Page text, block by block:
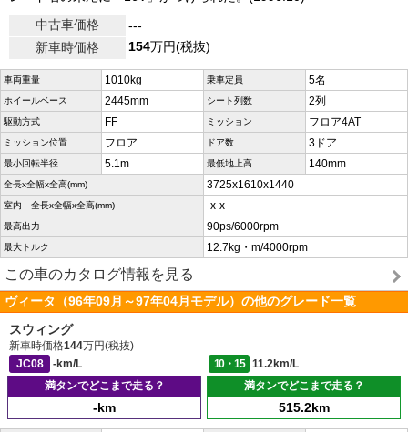
中古車価格
---
新車時価格
154万円(税抜)
車両重量 1010kg 乗車定員 5名
ホイールベース 2445mm シート列数 2列
駆動方式 FF ミッション フロア4AT
ミッション位置 フロア ドア数 3ドア
最小回転半径 5.1m 最低地上高 140mm
全長x全幅x全高(mm) 3725x1610x1440
室内 全長x全幅x全高(mm) -x-x-
最高出力 90ps/6000rpm
最大トルク 12.7kg・m/4000rpm
この車のカタログ情報を見る
ヴィータ（96年09月～97年04月モデル）の他のグレード一覧
スウィング
新車時価格144万円(税抜)
JC08
-km/L 10・15
11.2km/L
満タンでどこまで走る？
-km
満タンでどこまで走る？
515.2km